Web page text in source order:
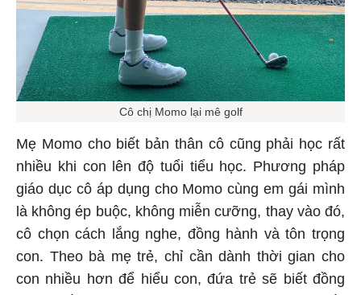
Cô chị Momo lại mê golf
Mẹ Momo cho biết bản thân cô cũng phải học rất
nhiều khi con lên độ tuổi tiểu học. Phương pháp
giáo dục cô áp dụng cho Momo cùng em gái mình
là không ép buộc, không miễn cưỡng, thay vào đó,
cô chọn cách lắng nghe, đồng hành và tôn trọng
con. Theo bà mẹ trẻ, chỉ cần dành thời gian cho
con nhiều hơn để hiểu con, đứa trẻ sẽ biết đồng